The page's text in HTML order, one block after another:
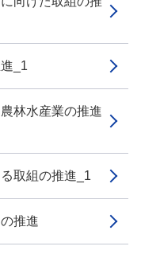
_1
林水産業の推進
取組の推進_1
推進